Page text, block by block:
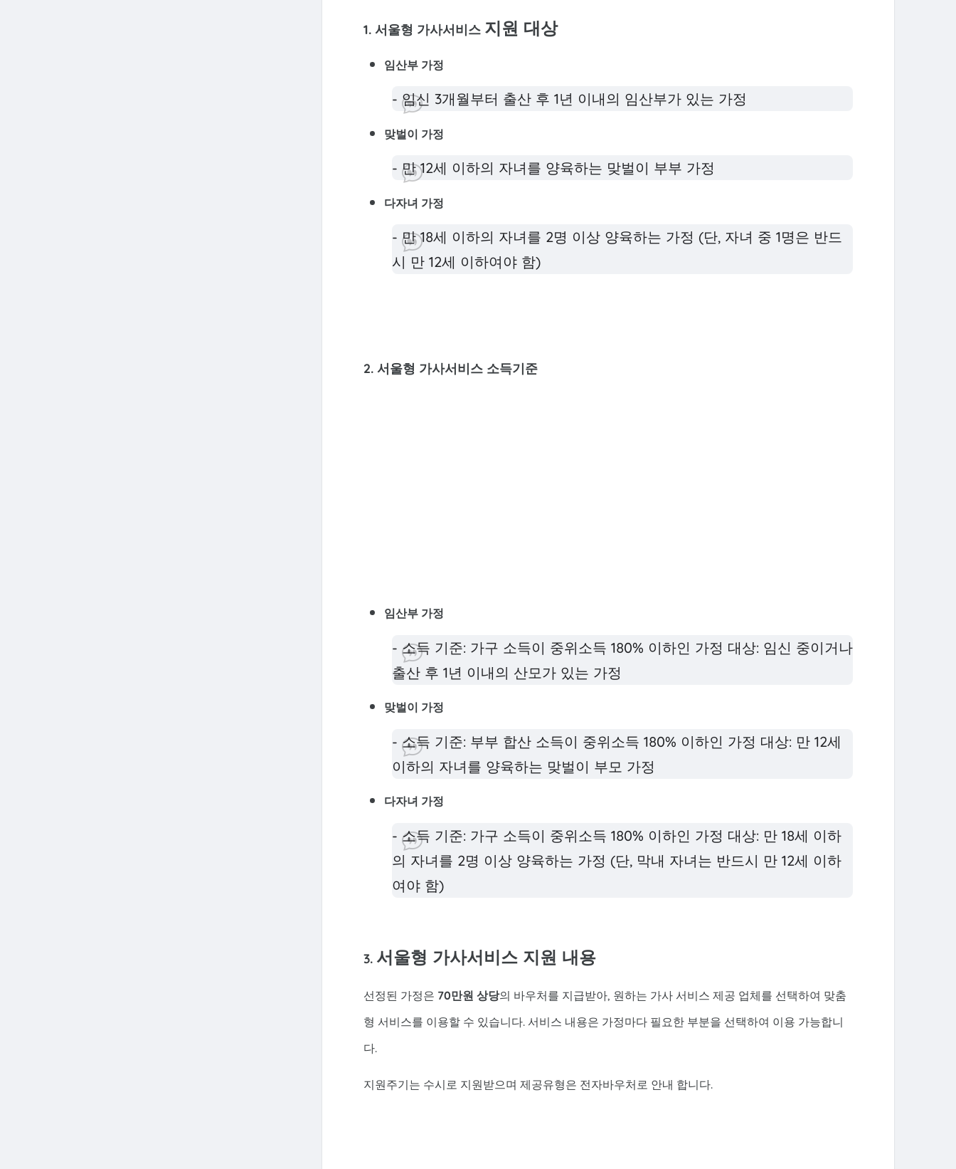
1. 서울형 가사서비스 지원 대상
임산부 가정
- 임신 3개월부터 출산 후 1년 이내의 임산부가 있는 가정
맞벌이 가정
- 만 12세 이하의 자녀를 양육하는 맞벌이 부부 가정
다자녀 가정
- 만 18세 이하의 자녀를 2명 이상 양육하는 가정 (단, 자녀 중 1명은 반드
시 만 12세 이하여야 함)
2. 서울형 가사서비스 소득기준
임산부 가정
- 소득 기준: 가구 소득이 중위소득 180% 이하인 가정 대상: 임신 중이거나
출산 후 1년 이내의 산모가 있는 가정
맞벌이 가정
- 소득 기준: 부부 합산 소득이 중위소득 180% 이하인 가정 대상: 만 12세
이하의 자녀를 양육하는 맞벌이 부모 가정
다자녀 가정
- 소득 기준: 가구 소득이 중위소득 180% 이하인 가정 대상: 만 18세 이하
의 자녀를 2명 이상 양육하는 가정 (단, 막내 자녀는 반드시 만 12세 이하
여야 함)
3. 서울형 가사서비스 지원 내용
선정된 가정은 70만원 상당의 바우처를 지급받아, 원하는 가사 서비스 제공 업체를 선택하여 맞춤
형 서비스를 이용할 수 있습니다. 서비스 내용은 가정마다 필요한 부분을 선택하여 이용 가능합니
다.
지원주기는 수시로 지원받으며 제공유형은 전자바우처로 안내 합니다.